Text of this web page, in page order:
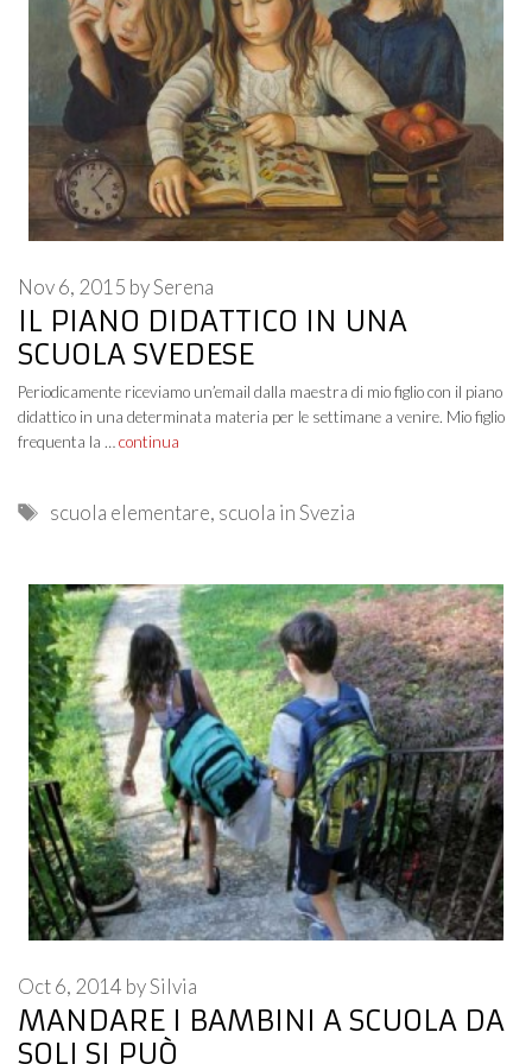
IL PIANO DIDATTICO IN UNA
SCUOLA SVEDESE
Nov 6, 2015 bySerena
Periodicamente riceviamo un’email dalla maestra di mio figlio con il piano
didattico in una determinata materia per le settimane a venire. Mio figlio
frequenta la … continua
Tags
scuola elementare, scuola in Svezia
MANDARE I BAMBINI A SCUOLA DA
SOLI SI PUÒ
Oct 6, 2014 bySilvia